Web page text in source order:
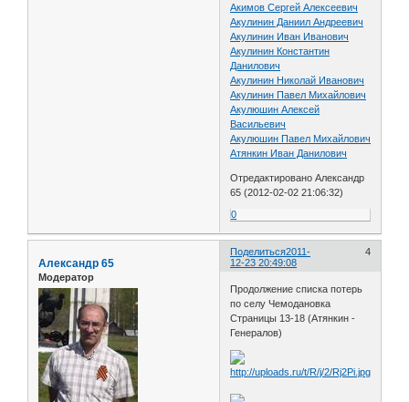
Акимов Сергей Алексеевич
Акулинин Даниил Андреевич
Акулинин Иван Иванович
Акулинин Константин
Данилович
Акулинин Николай Иванович
Акулинин Павел Михайлович
Акулюшин Алексей
Васильевич
Акулюшин Павел Михайлович
Атянкин Иван Данилович
Отредактировано Александр
65 (2012-02-02 21:06:32)
0
Поделиться 4
2011-
12-23 20:49:08
Александр 65
Модератор
Продолжение списка потерь
по селу Чемодановка
Страницы 13-18 (Атянкин -
Генералов)